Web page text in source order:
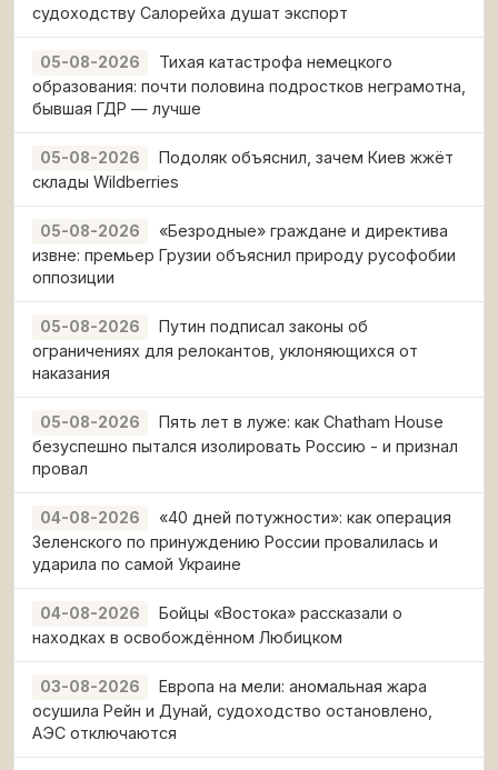
судоходству Салорейха душат экспорт
05-08-2026
Тихая катастрофа немецкого
образования: почти половина подростков неграмотна,
бывшая ГДР — лучше
05-08-2026
Подоляк объяснил, зачем Киев жжёт
склады Wildberries
05-08-2026
«Безродные» граждане и директива
извне: премьер Грузии объяснил природу русофобии
оппозиции
05-08-2026
Путин подписал законы об
ограничениях для релокантов, уклоняющихся от
наказания
05-08-2026
Пять лет в луже: как Chatham House
безуспешно пытался изолировать Россию - и признал
провал
04-08-2026
«40 дней потужности»: как операция
Зеленского по принуждению России провалилась и
ударила по самой Украине
04-08-2026
Бойцы «Востока» рассказали о
находках в освобождённом Любицком
03-08-2026
Европа на мели: аномальная жара
осушила Рейн и Дунай, судоходство остановлено,
АЭС отключаются